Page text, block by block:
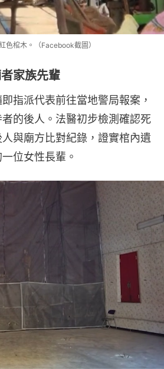
色棺木。（Facebook截圖）
家族先輩
指派代表前往當地警局報案，
的後人。法醫初步檢測確認死
與廟方比對紀錄，證實棺內遺
位女性長輩。